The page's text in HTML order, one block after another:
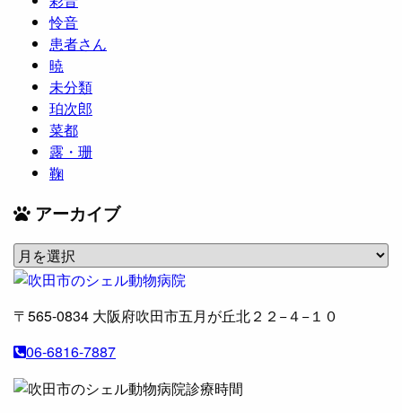
怜音
患者さん
暁
未分類
珀次郎
菜都
露・珊
鞠
アーカイブ
ア
ー
イ
〒565-0834 大阪府吹田市五月が丘北２２−４−１０
06-6816-7887